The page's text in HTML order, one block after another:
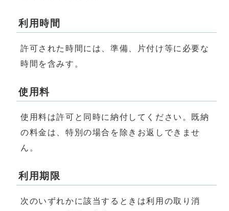
利用時間
許可された時間には、準備、片付け等に必要な
時間を含みす。
使用料
使用料は許可と同時に納付してください。既納
の料金は、特別の場合を除きお返しできませ
ん。
利用期限
次のいずれかに該当するときは利用の取り消